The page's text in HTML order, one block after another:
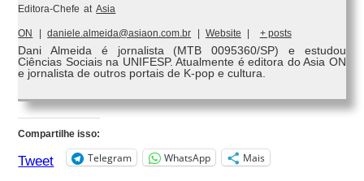
Editora-Chefe at Asia
ON daniele.almeida@asiaon.com.br Website + posts
Dani Almeida é jornalista (MTB 0095360/SP) e estudou
Ciências Sociais na UNIFESP. Atualmente é editora do Asia ON
e jornalista de outros portais de K-pop e cultura.
Compartilhe isso:
Tweet Telegram WhatsApp Mais